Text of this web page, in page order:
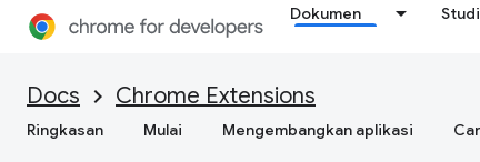
Dokumen
Docs Chrome Extensions
Ringkasan Mulai Mengembangkan aplikasi